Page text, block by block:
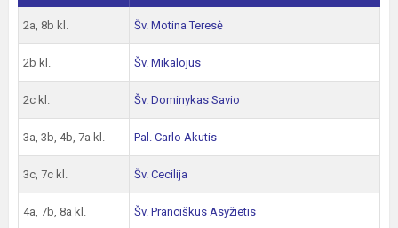
2a, 8b kl. Šv. Motina Teresė
2b kl. Šv. Mikalojus
2c kl. Šv. Dominykas Savio
3a, 3b, 4b, 7a kl. Pal. Carlo Akutis
3c, 7c kl. Šv. Cecilija
4a, 7b, 8a kl. Šv. Pranciškus Asyžietis